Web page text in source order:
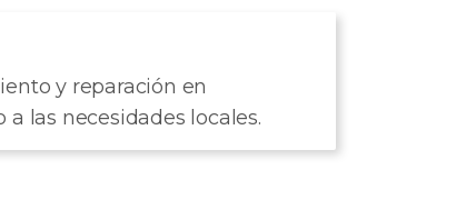
y reparación en
las necesidades locales.